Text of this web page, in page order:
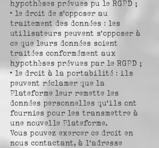
hypothèses prévues pu le RGPD ;
• le droit de s’opposer au
traitement des données : les
utilisateurs peuvent s’opposer à
ce que leurs données soient
traitées conformément aux
hypothèses prévues par le RGPD ;
• le droit à la portabilité : ils
peuvent réclamer que la
Plateforme leur remette les
données personnelles qu’ils ont
fournies pour les transmettre à
une nouvelle Plateforme.
Vous pouvez exercer ce droit en
nous contactant, à l’adresse